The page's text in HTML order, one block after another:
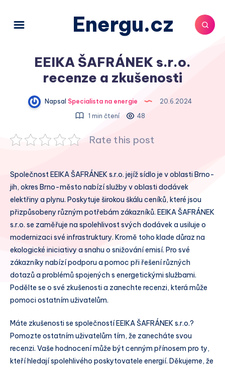
Energu.cz
EEIKA ŠAFRÁNEK s.r.o.
recenze a zkušenosti
Napsal Specialista na energie
20.6.2024
1 min čtení
48
Rate this post
Společnost EEIKA ŠAFRÁNEK s.r.o. jejíž sídlo je v oblasti Brno-
jih, okres Brno-město nabízí služby v oblasti dodávek
elektřiny a plynu. Poskytuje širokou škálu ceníků, které jsou
přizpůsobeny různým potřebám zákazníků. EEIKA ŠAFRÁNEK
s.r.o. se zaměřuje na spolehlivost svých dodávek a usiluje o
modernizaci své infrastruktury. Kromě toho klade důraz na
ekologické iniciativy a snahu o snižování emisí. Pro své
zákazníky nabízí podporu a pomoc při řešení různých
dotazů a problémů spojených s energetickými službami.
Podělte se o své zkušenosti a zanechte recenzi, která může
pomoci ostatním uživatelům.
Máte zkušenosti se společností EEIKA ŠAFRÁNEK s.r.o.?
Pomozte ostatním uživatelům tím, že zanecháte svou
recenzi. Vaše hodnocení může být cenným přínosem pro ty,
kteří hledají spolehlivého poskytovatele energií. Děkujeme, že